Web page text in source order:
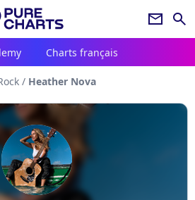
newsletter search
Charts français
/ Heather Nova